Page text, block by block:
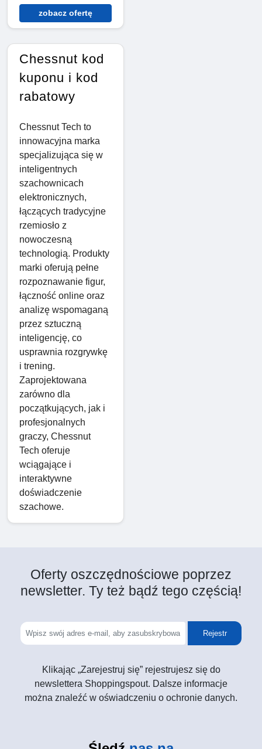
zobacz ofertę
Chessnut kod
kuponu i kod
rabatowy
Chessnut Tech to
innowacyjna marka
specjalizująca się w
inteligentnych
szachownicach
elektronicznych,
łączących tradycyjne
rzemiosło z
nowoczesną
technologią. Produkty
marki oferują pełne
rozpoznawanie figur,
łączność online oraz
analizę wspomaganą
przez sztuczną
inteligencję, co
usprawnia rozgrywkę
i trening.
Zaprojektowana
zarówno dla
początkujących, jak i
profesjonalnych
graczy, Chessnut
Tech oferuje
wciągające i
interaktywne
doświadczenie
szachowe.
Oferty oszczędnościowe poprzez
newsletter. Ty też bądź tego częścią!
Rejestr
Klikając „Zarejestruj się” rejestrujesz się do
newslettera Shoppingspout. Dalsze informacje
można znaleźć w oświadczeniu o ochronie danych.